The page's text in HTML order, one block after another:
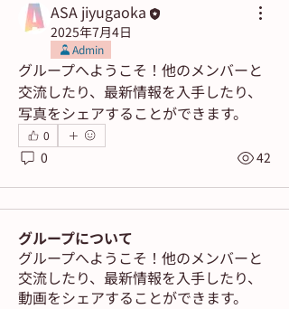
ASA jiyugaoka
2025年7月4日
Admin
グループへようこそ！他のメンバーと
交流したり、最新情報を入手したり、
写真をシェアすることができます。
0
0 42
グループについて
グループへようこそ！他のメンバーと
交流したり、最新情報を入手したり、
動画をシェアすることができます。